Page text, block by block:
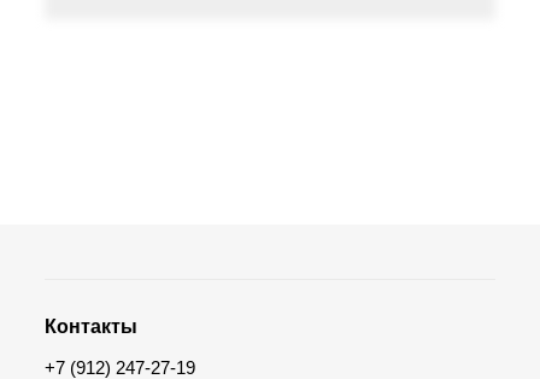
Контакты
+7 (912) 247-27-19